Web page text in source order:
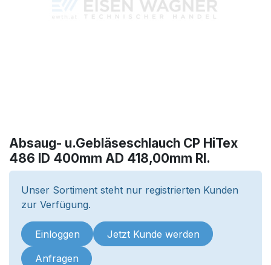
Absaug- u.Gebläseschlauch CP HiTex
486 ID 400mm AD 418,00mm Rl.
Unser Sortiment steht nur registrierten Kunden
zur Verfügung.
Einloggen Jetzt Kunde werden
Anfragen